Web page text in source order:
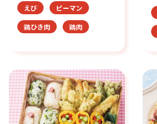
えび
ピーマン
鶏ひき肉
鶏肉